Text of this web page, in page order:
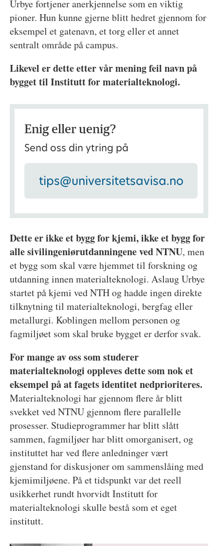
Urbye fortjener anerkjennelse som en viktig
pioner. Hun kunne gjerne blitt hedret gjennom for
eksempel et gatenavn, et torg eller et annet
sentralt område på campus.
Likevel er dette etter vår mening feil navn på
bygget til Institutt for materialteknologi.
Enig eller uenig?
Send oss din ytring på
tips@universitetsavisa.no
Dette er ikke et bygg for kjemi, ikke et bygg for
alle sivilingeniørutdanningene ved NTNU, men
et bygg som skal være hjemmet til forskning og
utdanning innen materialteknologi. Aslaug Urbye
startet på kjemi ved NTH og hadde ingen direkte
tilknytning til materialteknologi, bergfag eller
metallurgi. Koblingen mellom personen og
fagmiljøet som skal bruke bygget er derfor svak.
For mange av oss som studerer
materialteknologi oppleves dette som nok et
eksempel på at fagets identitet nedprioriteres.
Materialteknologi har gjennom flere år blitt
svekket ved NTNU gjennom flere parallelle
prosesser. Studieprogrammer har blitt slått
sammen, fagmiljøer har blitt omorganisert, og
instituttet har ved flere anledninger vært
gjenstand for diskusjoner om sammenslåing med
kjemimiljøene. På et tidspunkt var det reell
usikkerhet rundt hvorvidt Institutt for
materialteknologi skulle bestå som et eget
institutt.